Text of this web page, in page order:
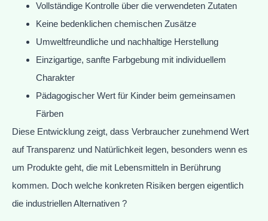
Vollständige Kontrolle über die verwendeten Zutaten
Keine bedenklichen chemischen Zusätze
Umweltfreundliche und nachhaltige Herstellung
Einzigartige, sanfte Farbgebung mit individuellem
Charakter
Pädagogischer Wert für Kinder beim gemeinsamen
Färben
Diese Entwicklung zeigt, dass Verbraucher zunehmend Wert
auf Transparenz und Natürlichkeit legen, besonders wenn es
um Produkte geht, die mit Lebensmitteln in Berührung
kommen. Doch welche konkreten Risiken bergen eigentlich
die industriellen Alternativen ?